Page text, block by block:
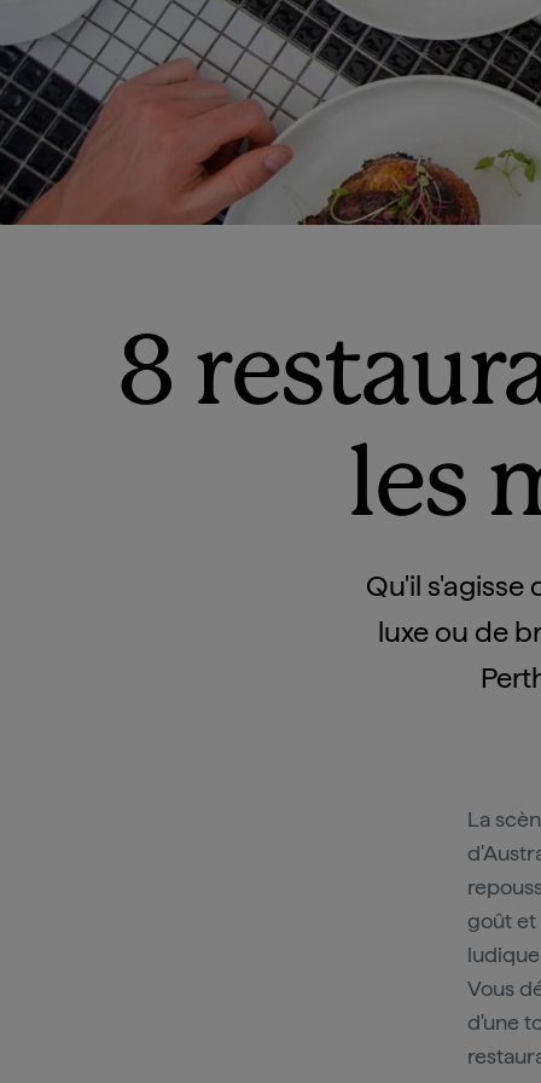
8
les
Qu'il
luxe ou de
La
goût et
Vous
d'une